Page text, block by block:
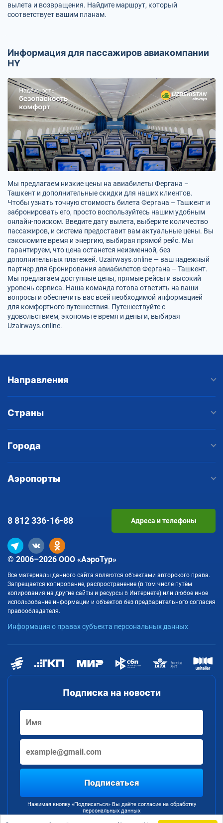
вылета и возвращения. Найдите маршрут, который
соответствует вашим планам.
Информация для пассажиров авиакомпании
HY
Мы предлагаем низкие цены на авиабилеты Фергана –
Ташкент и дополнительные скидки для наших клиентов.
Чтобы узнать точную стоимость билета Фергана – Ташкент и
забронировать его, просто воспользуйтесь нашим удобным
онлайн-поиском. Введите дату вылета, выберите количество
пассажиров, и система предоставит вам актуальные цены. Вы
сэкономите время и энергию, выбирая прямой рейс. Мы
гарантируем, что цена останется неизменной, без
дополнительных платежей. Uzairways.online — ваш надежный
партнер для бронирования авиабилетов Фергана – Ташкент.
Мы предлагаем доступные цены, прямые рейсы и высокий
уровень сервиса. Наша команда готова ответить на ваши
вопросы и обеспечить вас всей необходимой информацией
для комфортного путешествия. Путешествуйте с
удовольствием, экономьте время и деньги, выбирая
Uzairways.online.
Направления
Страны
Города
Аэропорты
Подписка на новости
Подписаться
Нажимая кнопку «Подписаться» Вы даёте согласие на обработку
персональных данных
© 2006–2026 ООО «АэроТур»
Все материалы данного сайта являются объектами авторского права.
Запрещается копирование, распространение (в том числе путём
копирования на другие сайты и ресурсы в Интернете) или любое иное
использование информации и объектов без предварительного согласия
правообладателя.
Информация о правах субъекта персональных данных
8 812336-16-88 Адреса и телефоны